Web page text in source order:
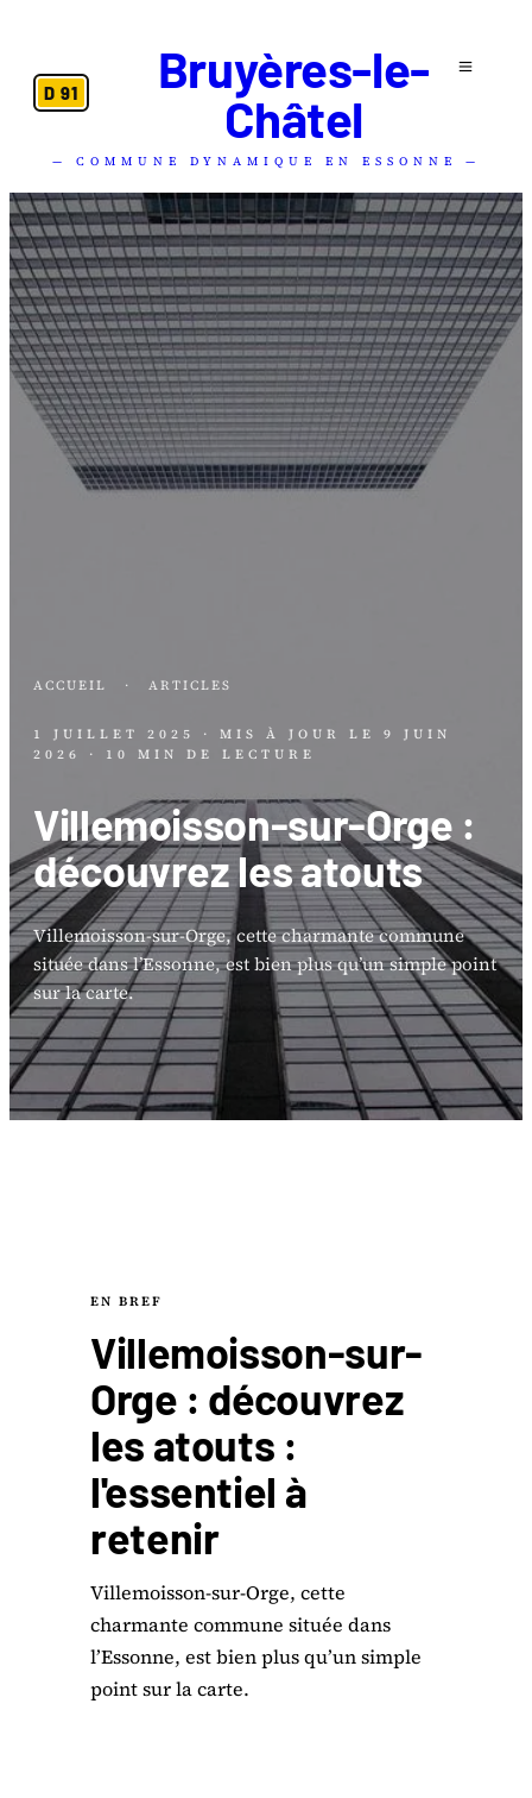
D 91
Bruyères-le-
Châtel
— COMMUNE DYNAMIQUE EN ESSONNE —
ACCUEIL · ARTICLES
1 JUILLET 2025 · MIS À JOUR LE 9 JUIN
2026
· 10 MIN DE LECTURE
Villemoisson-sur-Orge :
découvrez les atouts
Villemoisson-sur-Orge, cette charmante commune
située dans l’Essonne, est bien plus qu’un simple point
sur la carte.
EN BREF
Villemoisson-sur-
Orge : découvrez
les atouts :
l'essentiel à
retenir
Villemoisson-sur-Orge, cette
charmante commune située dans
l’Essonne, est bien plus qu’un simple
point sur la carte.